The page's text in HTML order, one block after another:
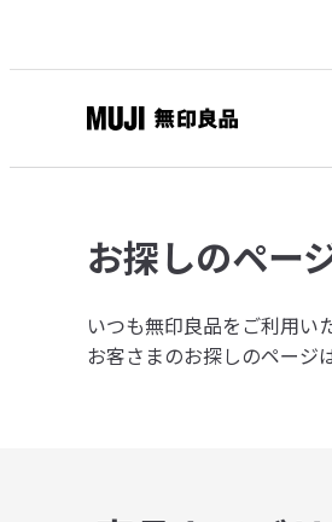
印
品
ネ
ト
ス
お探しのペー
いつも無印良品をご利用い
お客さまのお探しのページ